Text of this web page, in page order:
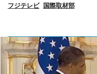
フジテレビ 国際取材部